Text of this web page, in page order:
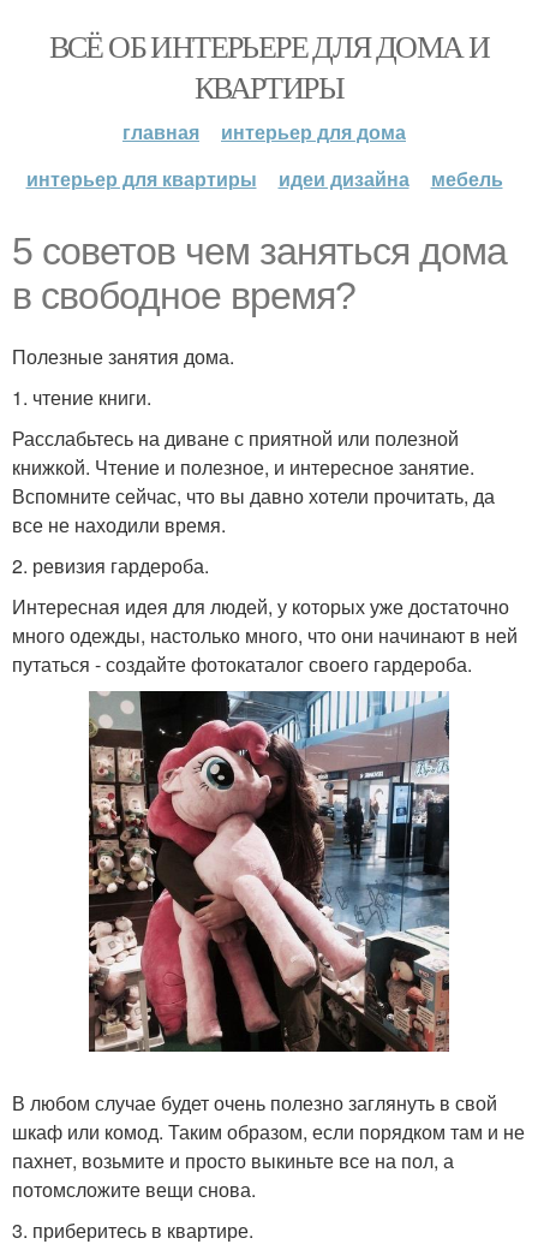
ВСЁ ОБ ИНТЕРЬЕРЕ ДЛЯ ДОМА И
КВАРТИРЫ
главная
интерьер для дома
интерьер для квартиры
идеи дизайна мебель
5 советов чем заняться дома
в свободное время?
Полезные занятия дома.
1. чтение книги.
Расслабьтесь на диване с приятной или полезной
книжкой. Чтение и полезное, и интересное занятие.
Вспомните сейчас, что вы давно хотели прочитать, да
все не находили время.
2. ревизия гардероба.
Интересная идея для людей, у которых уже достаточно
много одежды, настолько много, что они начинают в ней
путаться - создайте фотокаталог своего гардероба.
В любом случае будет очень полезно заглянуть в свой
шкаф или комод. Таким образом, если порядком там и не
пахнет, возьмите и просто выкиньте все на пол, а
потомсложите вещи снова.
3. приберитесь в квартире.